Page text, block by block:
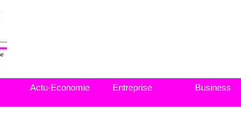
Actu-Economie Entreprise Business